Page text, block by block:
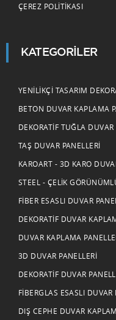
ÇEREZ POLITIKASI
KATEGORILER
YENILIKÇI TASARIM
BETON DUVAR KAPLAMA
DEKORATIF TUĞLA DUVAR
TAŞ DUVAR PANELLERI
KAROART - 3D KARO
STEEL - ÇELIK
FIBER ESASLI DUVAR
DEKORATIF DUVAR
DUVAR KAPLAMA
3D DUVAR PANELLERI
DEKORATIF DUVAR
FIBERGLAS ESASLI DUVAR
DIŞ CEPHE DUVAR